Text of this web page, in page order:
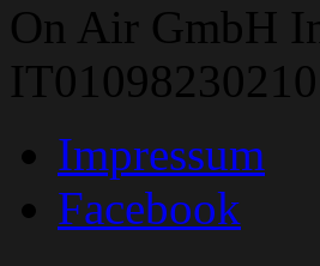
On Air GmbH
IT01098230210
Impressum
Facebook